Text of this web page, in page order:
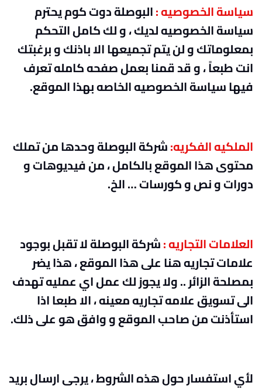
سياسة الخصوصيه :البوصلة دوت كوم يحترم
سياسة الخصوصيه لديك ، و لك كامل التحكم
بمعلوماتك و لن يتم تجميعها الا باذنك و برغبتك
انت طبعاً ، و قد قمنا بعمل صفحه كامله تعرف
فيها سياسة الخصوصيه الخاصه بهذا الموقع.
الملكيه الفكريه:شركة البوصلة وحدها من تملك
محتوى هذا الموقع بالكامل ، من فيديوهات و
دورات و نص و كورسات … الخ.
العلامات التجاريه:شركة البوصلة لا تقبل بوجود
علامات تجاريه هنا على هذا الموقع ، هذا يضر
بمصلحة الزائر .. ولا يجوز لك عمل اي عمليه تهدف
الى تسويق علامه تجاريه معينه ، الا طبعا اذا
استأذنت من صاحب الموقع و وافق هو على ذلك.
لأي استفسار حول هذه الشروط ، يرجى ارسال بريد